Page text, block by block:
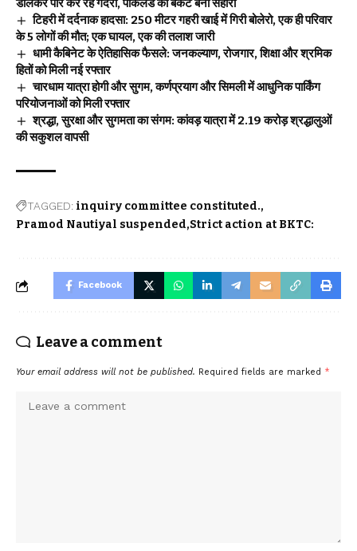
डालकर पार कर रहे गदेरा, पोकलैंड की बकेट बनी सहारा
टिहरी में दर्दनाक हादसा: 250 मीटर गहरी खाई में गिरी बोलेरो, एक ही परिवार
के 5 लोगों की मौत; एक घायल, एक की तलाश जारी
धामी कैबिनेट के ऐतिहासिक फैसले: जनकल्याण, रोजगार, शिक्षा और श्रमिक
हितों को मिली नई रफ्तार
चारधाम यात्रा होगी और सुगम, कर्णप्रयाग और सिमली में आधुनिक पार्किंग
परियोजनाओं को मिली रफ्तार
श्रद्धा, सुरक्षा और सुगमता का संगम: कांवड़ यात्रा में 2.19 करोड़ श्रद्धालुओं
की सकुशल वापसी
TAGGED: inquiry committee constituted.
Pramod Nautiyal suspended Strict action at BKTC:
Facebook
Leave a comment
Your email address will not be published. Required fields are marked *